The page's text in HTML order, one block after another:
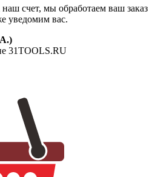
счет, мы обработаем ваш заказ
уведомим вас.